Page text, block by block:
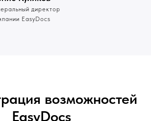
директор
EasyDocs
возможностей
EasyDocs